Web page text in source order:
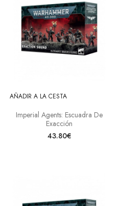
AÑADIR A LA CESTA
Imperial Agents: Escuadra De
Exacción
43.80€